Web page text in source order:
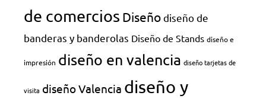
de comercios Diseñodiseño de
banderas y banderolas Diseño de Stands diseño e
impresión diseño en valencia diseño tarjetas de
visita diseño Valencia diseño y